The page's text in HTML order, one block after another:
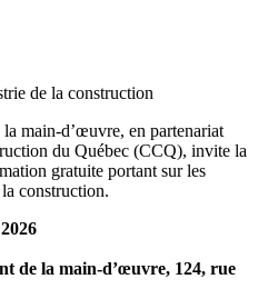
main-d’œuvre, en partenariat
du Québec (CCQ), invite la
gratuite portant sur les
construction.
de la main-d’œuvre, 124, rue